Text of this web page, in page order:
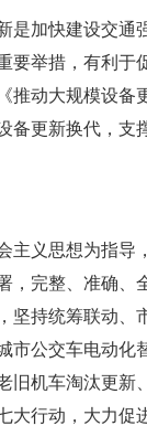
是加快建设交通
要举措，有利于
推动大规模设备
备更新换代，支
主义思想为指导
，完整、准确、
坚持统筹联动、
市公交车电动化
旧机车淘汰更新
大行动，大力促